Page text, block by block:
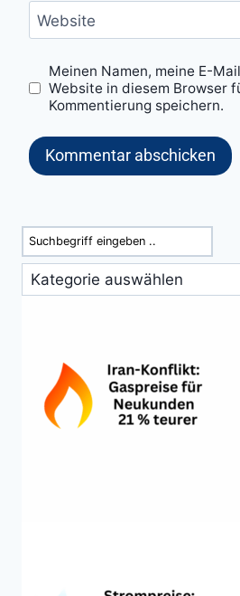
Website
Meinen Namen, meine E-
Website in diesem Browser
Kommentierung speichern.
Suchen
Kategorien